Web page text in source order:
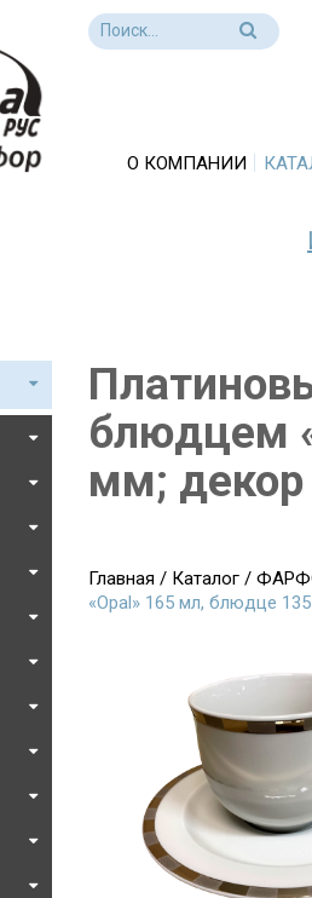
О КОМПАНИИ
блюдцем
мм; декор
Главная / Каталог/
«Opal» 165 мл, блюдце